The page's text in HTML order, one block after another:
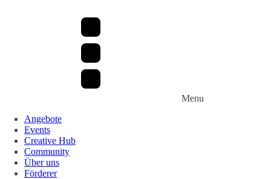
Menu
Angebote
Events
Creative Hub
Community
Über uns
Förderer